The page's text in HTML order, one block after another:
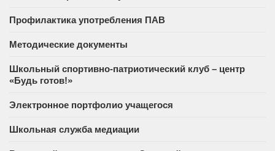
Профилактика употребления ПАВ
Методические документы
Школьный спортивно-патриотический клуб – центр
«Будь готов!»
Электронное портфолио учащегося
Школьная служба медиации